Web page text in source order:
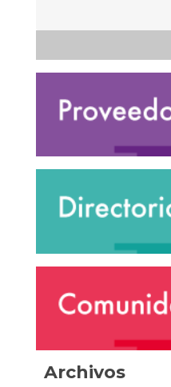
Archivos